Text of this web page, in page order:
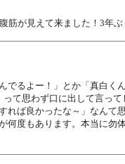
が見えて来ました！3年
るよー！」とか「真白
て思わず口に出して言っ
れば良かったな～」なん
何度もあります。本当に